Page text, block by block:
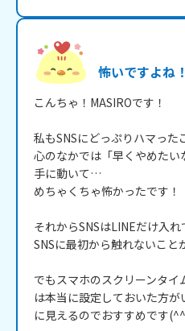
怖いですよね！
こんちゃ！MASIROです！
私もSNSにどっぷりハマった
心のなかでは「早くやめた
手に動いて…
めちゃくちゃ怖かったです！
それからSNSはLINEだけ入
SNSに最初から触れないこと
でもスマホのスクリーンタ
は本当に設定しておいた方
に見えるのでおすすめです